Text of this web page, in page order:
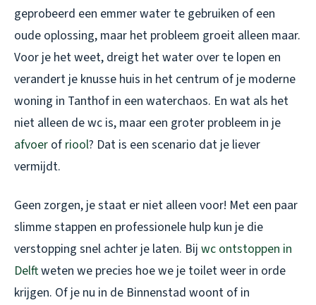
geprobeerd een emmer water te gebruiken of een
oude oplossing, maar het probleem groeit alleen maar.
Voor je het weet, dreigt het water over te lopen en
verandert je knusse huis in het centrum of je moderne
woning in Tanthof in een waterchaos. En wat als het
niet alleen de wc is, maar een groter probleem in je
afvoer of riool? Dat is een scenario dat je liever
vermijdt.
Geen zorgen, je staat er niet alleen voor! Met een paar
slimme stappen en professionele hulp kun je die
verstopping snel achter je laten. Bij wc ontstoppen in
Delftweten we precies hoe we je toilet weer in orde
krijgen. Of je nu in de Binnenstad woont of in